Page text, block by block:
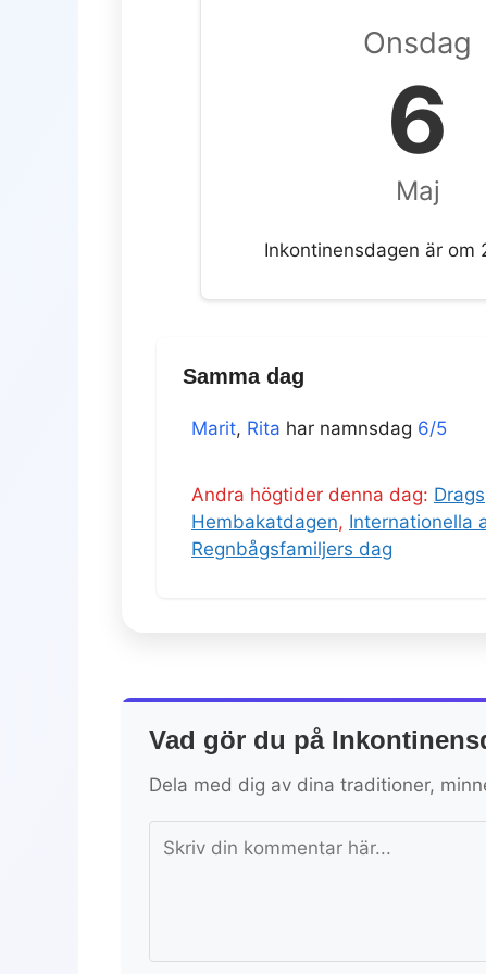
Onsdag
6
Maj
Inkontinensdagen är om
Samma dag
Marit, Rita har namnsdag 6/5
Andra högtider denna dag:
Hembakatdagen, Internationella
Regnbågsfamiljers dag
Vad gör du på
Dela med dig av dina traditioner,